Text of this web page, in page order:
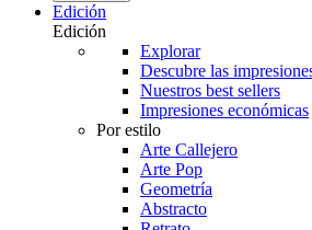
Edición
Edición
Explorar
Descubre las
Nuestros best sellers
Impresiones económicas
Por estilo
Arte Callejero
Arte Pop
Geometría
Abstracto